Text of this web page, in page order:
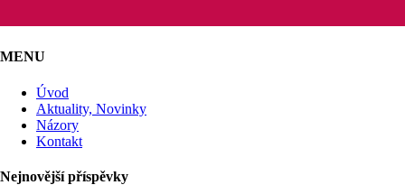
MENU
Úvod
Aktuality, Novinky
Názory
Kontakt
Nejnovější příspěvky